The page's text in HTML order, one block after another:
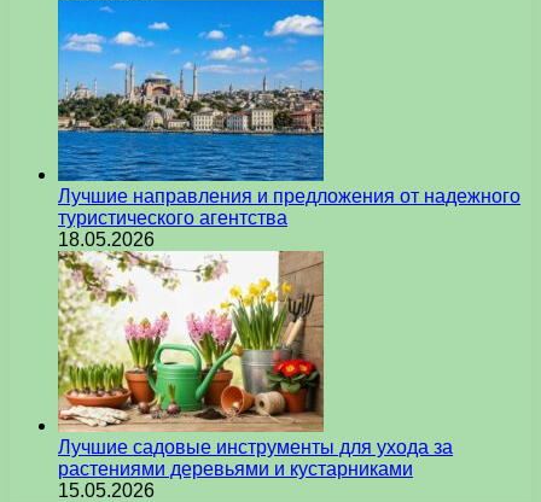
Лучшие направления и предложения от надежного
туристического агентства
18.05.2026
Лучшие садовые инструменты для ухода за
растениями деревьями и кустарниками
15.05.2026